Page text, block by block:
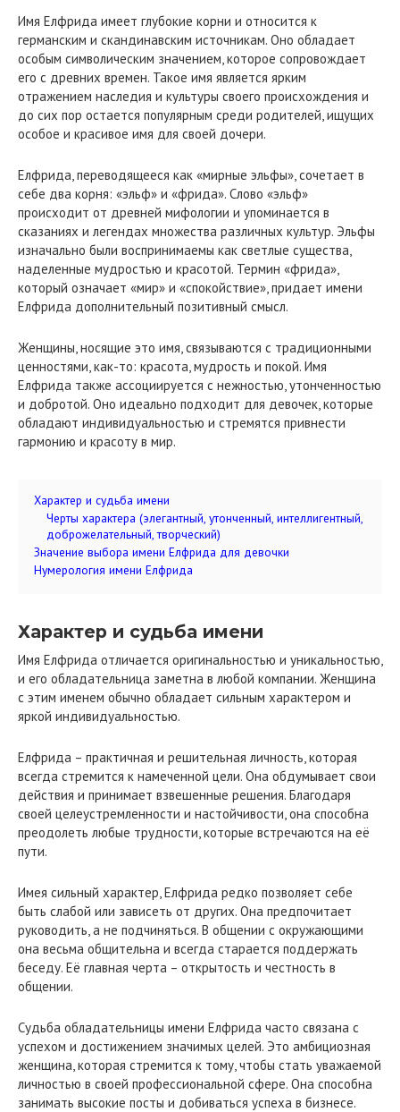
Имя Елфрида имеет глубокие корни и относится к
германским и скандинавским источникам. Оно обладает
особым символическим значением, которое сопровождает
его с древних времен. Такое имя является ярким
отражением наследия и культуры своего происхождения и
до сих пор остается популярным среди родителей, ищущих
особое и красивое имя для своей дочери.
Елфрида, переводящееся как «мирные эльфы», сочетает в
себе два корня: «эльф» и «фрида». Слово «эльф»
происходит от древней мифологии и упоминается в
сказаниях и легендах множества различных культур. Эльфы
изначально были воспринимаемы как светлые существа,
наделенные мудростью и красотой. Термин «фрида»,
который означает «мир» и «спокойствие», придает имени
Елфрида дополнительный позитивный смысл.
Женщины, носящие это имя, связываются с традиционными
ценностями, как-то: красота, мудрость и покой. Имя
Елфрида также ассоциируется с нежностью, утонченностью
и добротой. Оно идеально подходит для девочек, которые
обладают индивидуальностью и стремятся привнести
гармонию и красоту в мир.
Характер и судьба имени
Черты характера (элегантный, утонченный, интеллигентный,
доброжелательный, творческий)
Значение выбора имени Елфрида для девочки
Нумерология имени Елфрида
Характер и судьба имени
Имя Елфрида отличается оригинальностью и уникальностью,
и его обладательница заметна в любой компании. Женщина
с этим именем обычно обладает сильным характером и
яркой индивидуальностью.
Елфрида – практичная и решительная личность, которая
всегда стремится к намеченной цели. Она обдумывает свои
действия и принимает взвешенные решения. Благодаря
своей целеустремленности и настойчивости, она способна
преодолеть любые трудности, которые встречаются на её
пути.
Имея сильный характер, Елфрида редко позволяет себе
быть слабой или зависеть от других. Она предпочитает
руководить, а не подчиняться. В общении с окружающими
она весьма общительна и всегда старается поддержать
беседу. Её главная черта – открытость и честность в
общении.
Судьба обладательницы имени Елфрида часто связана с
успехом и достижением значимых целей. Это амбициозная
женщина, которая стремится к тому, чтобы стать уважаемой
личностью в своей профессиональной сфере. Она способна
занимать высокие посты и добиваться успеха в бизнесе.